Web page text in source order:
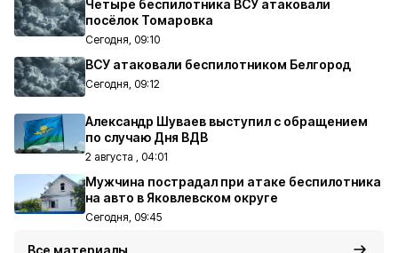
Четыре беспилотника ВСУ атаковали
посёлок Томаровка
Сегодня, 09:10
ВСУ атаковали беспилотником Белгород
Сегодня, 09:12
Александр Шуваев выступил с обращением
по случаю Дня ВДВ
2 августа , 04:01
Мужчина пострадал при атаке беспилотника
на авто в Яковлевском округе
Сегодня, 09:45
Все материалы